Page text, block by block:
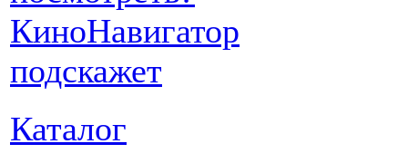
Каталог